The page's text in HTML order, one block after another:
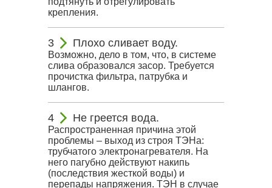
крепления.
Плохо сливает воду.
Возможно, дело в том, что, в системе
слива образовался засор. Требуется
прочистка фильтра, патрубка и
шлангов.
Не греется вода.
Распространенная причина этой
проблемы – выход из строя ТЭНа:
трубчатого электронагревателя. На
него пагубно действуют накипь
(последствия жесткой воды) и
перепады напряжения. ТЭН в случае